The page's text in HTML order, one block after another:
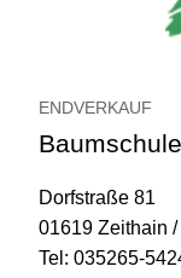
ENDVERKAUF
Dorfstraße 81
01619 Zeithain /
Tel: 035265-